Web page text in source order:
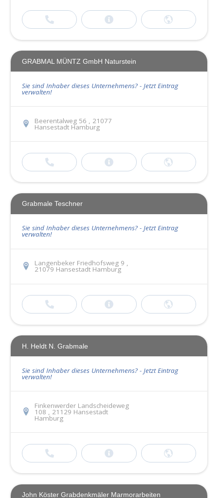
GRABMAL MÜNTZ GmbH Naturstein
Sie sind Inhaber dieses Unternehmens? - Jetzt Eintrag
verwalten!
Beerentalweg 56 , 21077
Hansestadt Hamburg
Grabmale Teschner
Sie sind Inhaber dieses Unternehmens? - Jetzt Eintrag
verwalten!
Langenbeker Friedhofsweg 9 ,
21079 Hansestadt Hamburg
H. Heldt N. Grabmale
Sie sind Inhaber dieses Unternehmens? - Jetzt Eintrag
verwalten!
Finkenwerder Landscheideweg
108 , 21129 Hansestadt
Hamburg
John Köster Grabdenkmäler Marmorarbeiten